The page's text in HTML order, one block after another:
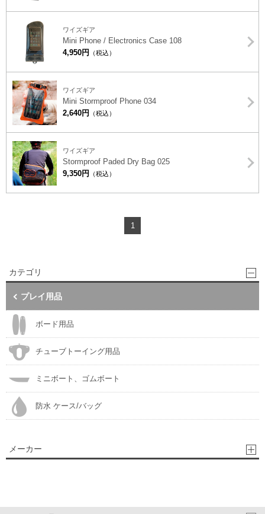
ワイズギア
Mini Phone / Electronics Case 108
4,950円
（税込）
ワイズギア
Mini Stormproof Phone 034
2,640円
（税込）
ワイズギア
Stormproof Paded Dry Bag 025
9,350円
（税込）
1
カテゴリ
プレイ用品
ボード用品
チューブトーイング用品
ミニボート、ゴムボート
防水 ケース/バッグ
メーカー